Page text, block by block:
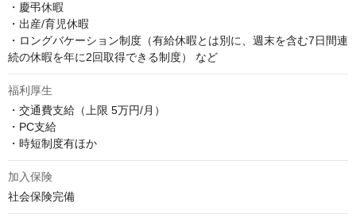
・慶弔休暇
・出産/育児休暇
・ロングバケーション制度（有給休暇とは別に、週末を含む7日間連
続の休暇を年に2回取得できる制度） など
福利厚生
・交通費支給（上限 5万円/月）
・PC支給
・時短制度有ほか
加入保険
社会保険完備